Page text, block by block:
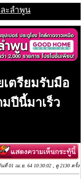
ละลำพูน
ตรียมรับมือ
ปีนี้มาเร็ว
นที่ 01 เม.ย. 64 10:30:02 , ดู 2130 ครั้ง